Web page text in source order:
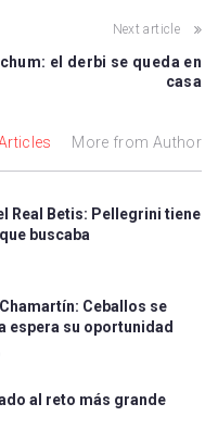
Next article
el derbi se queda en
casa
More from Author
Real Betis: Pellegrini tiene
buscaba
Ceballos se
espera su oportunidad
al reto más grande